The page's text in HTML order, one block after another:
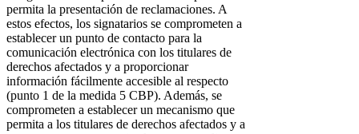
permita la presentación de reclamaciones. A
estos efectos, los signatarios se comprometen a
establecer un punto de contacto para la
comunicación electrónica con los titulares de
derechos afectados y a proporcionar
información fácilmente accesible al respecto
(punto 1 de la medida 5 CBP). Además, se
comprometen a establecer un mecanismo que
permita a los titulares de derechos afectados y a